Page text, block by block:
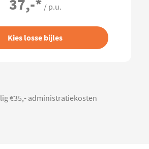
37,-* / p.u.
Kies losse bijles
€35,- administratiekosten